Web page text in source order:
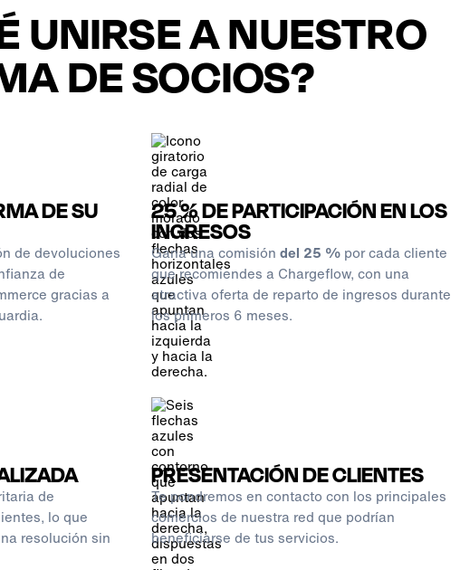
UNIRSE A NUESTRO
DE SOCIOS?
DE SU
de devoluciones
de
gracias a
25 % DE PARTICIPACIÓN EN LOS
INGRESOS
Gana una comisióndel 25 % por cada cliente
que recomiendes a Chargeflow, con una
atractiva oferta de reparto de ingresos durante
los primeros 6 meses.
de
lo que
resolución sin
PRESENTACIÓN DE CLIENTES
Te pondremos en contacto con los principales
comercios de nuestra red que podrían
beneficiarse de tus servicios.